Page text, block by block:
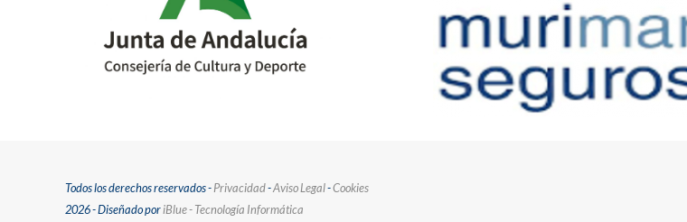
Todos los derechos reservados -Privacidad-Aviso Legal-Cookies
2026 - Diseñado poriBlue - Tecnología Informática